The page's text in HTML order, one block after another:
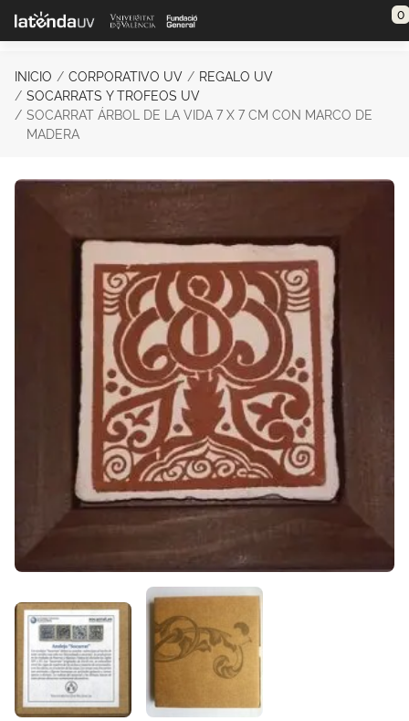
Saltar al contenido principal 0
INICIO CORPORATIVO UV
REGALO UV
SOCARRATS Y TROFEOS UV
SOCARRAT ÁRBOL DE LA VIDA 7 X 7 CM CON MARCO DE
MADERA